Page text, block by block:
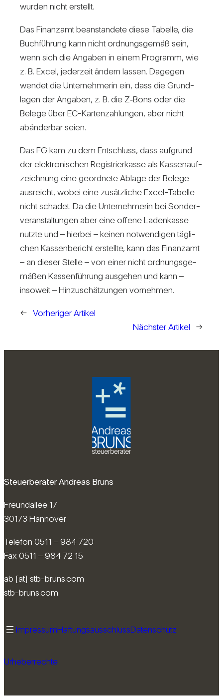
wurden nicht erstellt.
Das Finanzamt bean­stan­dete diese Tabelle, die
Buch­füh­rung kann nicht ord­nungs­gemäß sein,
wenn sich die Angaben in einem Pro­gramm, wie
z. B. Excel, jeder­zeit ändern lassen. Dagegen
wendet die Unter­neh­merin ein, dass die Grund­
lagen der Angaben, z. B. die Z‑Bons oder die
Belege über EC-Kar­ten­zah­lungen, aber nicht
abän­derbar seien.
Das FG kam zu dem Ent­schluss, dass auf­grund
der elek­tro­ni­schen Regis­trier­kasse als Kas­sen­auf­
zeich­nung eine geord­nete Ablage der Belege
aus­reicht, wobei eine zusätz­liche Excel-Tabelle
nicht schadet. Da die Unter­neh­merin bei Son­der­
ver­an­stal­tungen aber eine offene Laden­kasse
nutzte und – hierbei – keinen not­wen­digen täg­li­
chen Kas­sen­be­richt erstellte, kann das Finanzamt
– an dieser Stelle – von einer nicht ord­nungs­ge­
mäßen Kas­sen­füh­rung aus­gehen und kann –
inso­weit – Hin­zu­schät­zungen vor­nehmen.
← Vorheriger Artikel
Nächster Artikel
→
Steuerberater Andreas Bruns
Freundallee 17
30173 Hannover
Telefon 0511 – 984 720
Fax 0511 – 984 72 15
ab [at] stb-bruns.com
stb-bruns.com
ImpressumHaftungsausschlussDatenschutz
Urheberrechte